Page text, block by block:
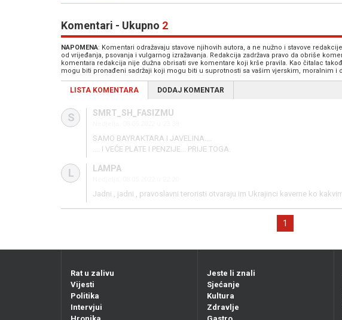
Komentari - Ukupno 2
NAPOMENA: Komentari odražavaju stavove njihovih autora, a ne nužno i stavove
od vrijeđanja, psovanja i vulgarnog izražavanja. Redakcija zadržava pravo da obriše
komentara redakcija nije dužna obrisati sve komentare koji krše pravila. Kao čitalac
mogu biti pronađeni sadržaji koji mogu biti u suprotnosti sa vašim vjerskim, moralnim i
LISTA KOMENTARA DODAJ KOMENTAR
S SMRT_SH_FASIZMU
SAMO BAYRAKTARA I JAVELINA....
.... I VEĆE PLATE I PENZIJE... PRIJE TOGA.
L LAMPA
Jadni , jadni , pravoslavni teroristi otvaraju im Ukrajinci kaverne ko
1
Rat u zalivu
Vijesti
Politika
Intervjui
Jeste li znali
Sjećanje
Kultura
Zdravlje